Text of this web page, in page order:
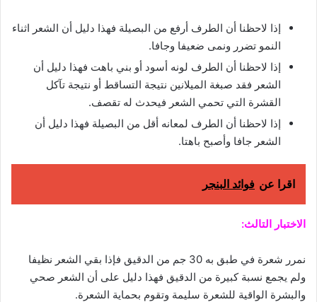
إذا لاحظنا أن الطرف أرفع من البصيلة فهذا دليل أن الشعر اثناء
النمو تضرر ونمى ضعيفا وجافا.
إذا لاحظنا أن الطرف لونه أسود أو بني باهت فهذا دليل أن
الشعر فقد صبغة الميلانين نتيجة التساقط أو نتيجة تآكل
القشرة التي تحمي الشعر فيحدث له تقصف.
إذا لاحظنا أن الطرف لمعانه أقل من البصيلة فهذا دليل أن
الشعر جافا وأصبح باهتا.
اقرا عن فوائد البنجر
الاختبار التالث:
نمرر شعرة في طبق به 30 جم من الدقيق فإذا بقي الشعر نظيفا
ولم يجمع نسبة كبيرة من الدقيق فهذا دليل على أن الشعر صحي
والبشرة الواقية للشعرة سليمة وتقوم بحماية الشعرة.